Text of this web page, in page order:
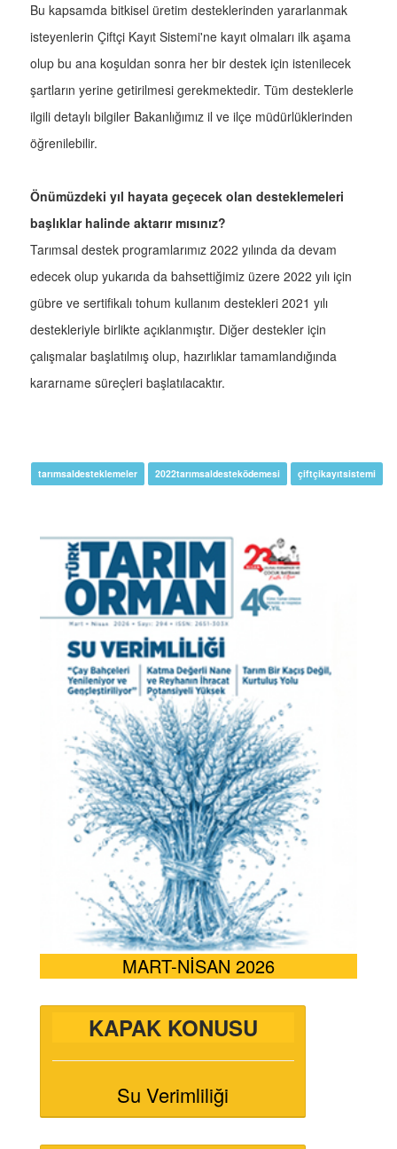
Bu kapsamda bitkisel üretim desteklerinden yararlanmak
isteyenlerin Çiftçi Kayıt Sistemi'ne kayıt olmaları ilk aşama
olup bu ana koşuldan sonra her bir destek için istenilecek
şartların yerine getirilmesi gerekmektedir. Tüm desteklerle
ilgili detaylı bilgiler Bakanlığımız il ve ilçe müdürlüklerinden
öğrenilebilir.
Önümüzdeki yıl hayata geçecek olan desteklemeleri
başlıklar halinde aktarır mısınız?
Tarımsal destek programlarımız 2022 yılında da devam
edecek olup yukarıda da bahsettiğimiz üzere 2022 yılı için
gübre ve sertifikalı tohum kullanım destekleri 2021 yılı
destekleriyle birlikte açıklanmıştır. Diğer destekler için
çalışmalar başlatılmış olup, hazırlıklar tamamlandığında
kararname süreçleri başlatılacaktır.
tarımsaldesteklemeler 2022tarımsaldesteködemesi çiftçikayıtsistemi
MART-NİSAN 2026
KAPAK KONUSU
Su Verimliliği